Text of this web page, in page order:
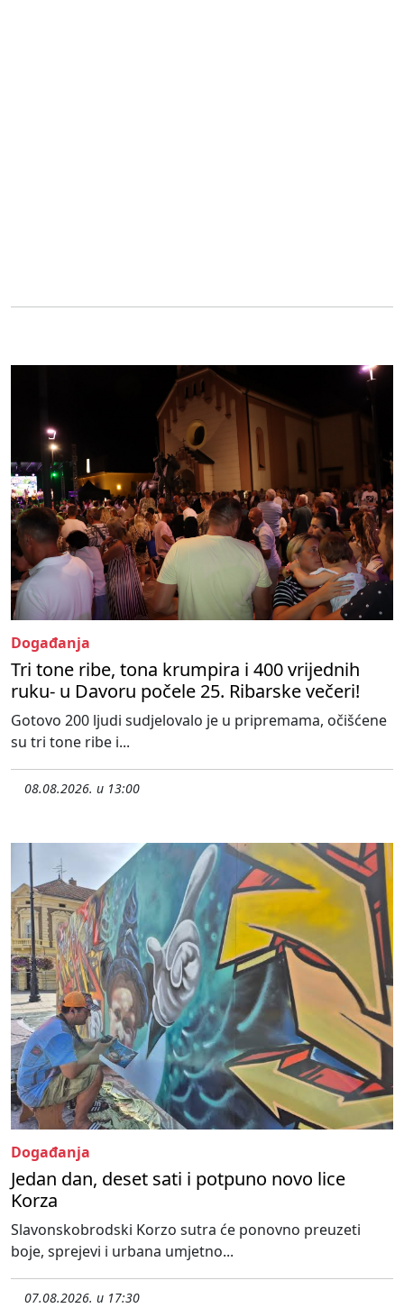
Događanja
Tri tone ribe, tona krumpira i 400 vrijednih
ruku- u Davoru počele 25. Ribarske večeri!
Gotovo 200 ljudi sudjelovalo je u pripremama, očišćene
su tri tone ribe i...
08.08.2026. u 13:00
Događanja
Jedan dan, deset sati i potpuno novo lice
Korza
Slavonskobrodski Korzo sutra će ponovno preuzeti
boje, sprejevi i urbana umjetno...
07.08.2026. u 17:30